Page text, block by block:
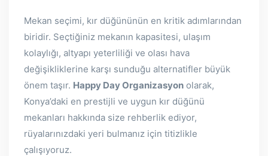
Mekan seçimi, kır düğününün en kritik adımlarından
biridir. Seçtiğiniz mekanın kapasitesi, ulaşım
kolaylığı, altyapı yeterliliği ve olası hava
değişikliklerine karşı sunduğu alternatifler büyük
önem taşır. Happy Day Organizasyon olarak,
Konya’daki en prestijli ve uygun kır düğünü
mekanları hakkında size rehberlik ediyor,
rüyalarınızdaki yeri bulmanız için titizlikle
çalışıyoruz.